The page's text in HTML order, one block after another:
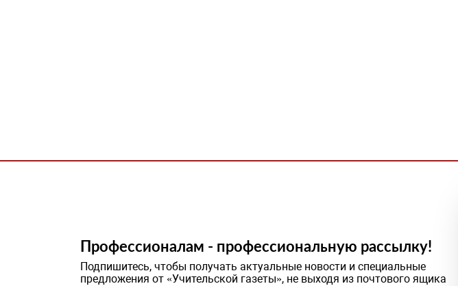
Профессионалам - профессиональную рассылку!
Подпишитесь, чтобы получать актуальные новости и специальные
предложения от «Учительской газеты», не выходя из почтового ящика